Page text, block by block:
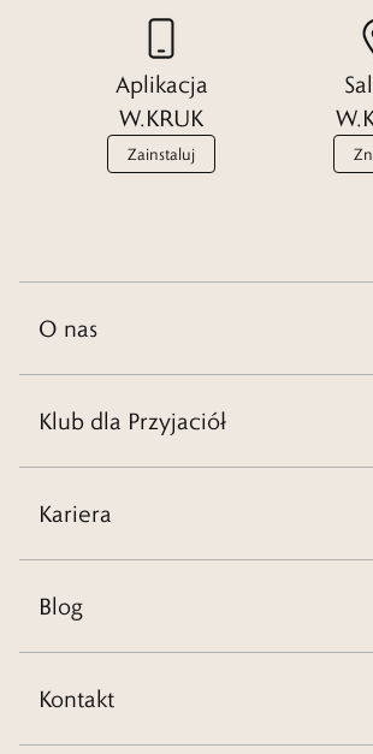
Aplikacja
W.KRUK
Zainstaluj
O nas
Klub dla Przyjaciół
Kariera
Blog
Kontakt